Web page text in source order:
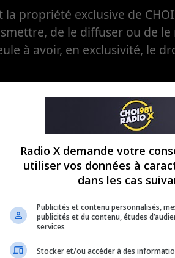
propriété exclusive de
de le diffuser ou de
à avoir, en exclusivité, le
Radio X demande votre
utiliser vos données à
dans les cas
Publicités et contenu personnalisés,
publicités et du contenu, études
services
Stocker et/ou accéder à des